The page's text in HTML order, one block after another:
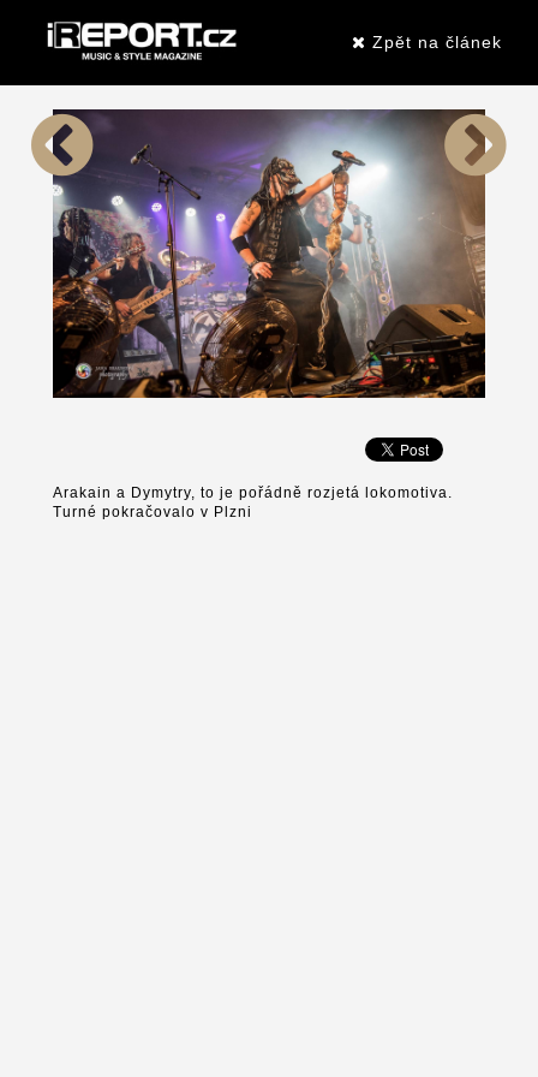
Zpět na článek
Arakain a Dymytry, to je pořádně rozjetá lokomotiva.
Turné pokračovalo v Plzni